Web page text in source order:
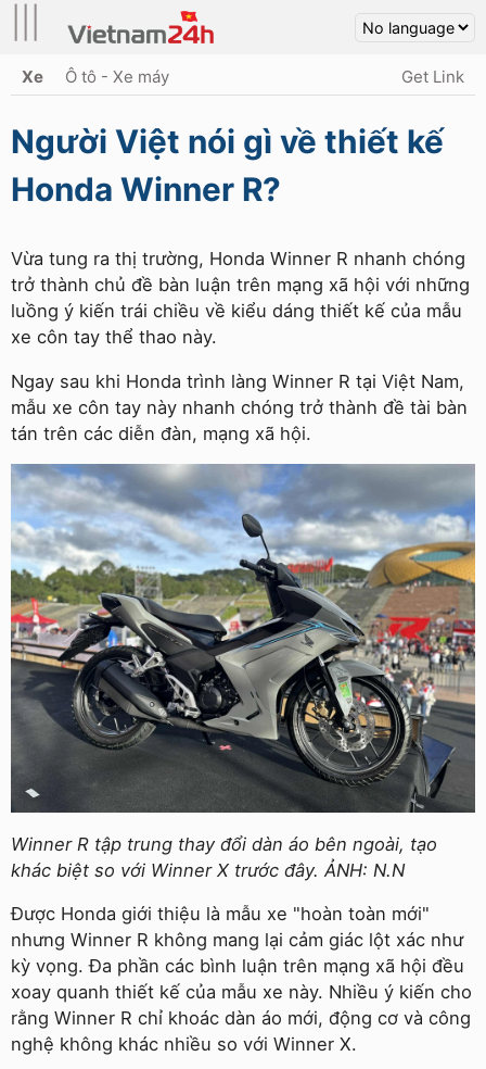
Xe Ô tô - Xe máy Get Link
Người Việt nói gì về thiết kế
Honda Winner R?
Vừa tung ra thị trường, Honda Winner R nhanh chóng
trở thành chủ đề bàn luận trên mạng xã hội với những
luồng ý kiến trái chiều về kiểu dáng thiết kế của mẫu
xe côn tay thể thao này.
Ngay sau khi Honda trình làng Winner R tại Việt Nam,
mẫu xe côn tay này nhanh chóng trở thành đề tài bàn
tán trên các diễn đàn, mạng xã hội.
Winner R tập trung thay đổi dàn áo bên ngoài, tạo
khác biệt so với Winner X trước đây. ẢNH: N.N
Được Honda giới thiệu là mẫu xe "hoàn toàn mới"
nhưng Winner R không mang lại cảm giác lột xác như
kỳ vọng. Đa phần các bình luận trên mạng xã hội đều
xoay quanh thiết kế của mẫu xe này. Nhiều ý kiến cho
rằng Winner R chỉ khoác dàn áo mới, động cơ và công
nghệ không khác nhiều so với Winner X.